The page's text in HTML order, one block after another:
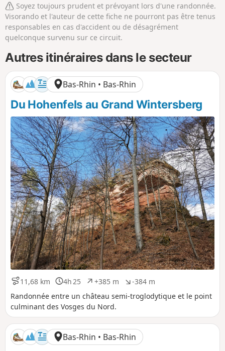
Soyez toujours prudent et prévoyant lors d'une randonnée.
Visorando et l'auteur de cette fiche ne pourront pas être tenus
responsables en cas d'accident ou de désagrément
quelconque survenu sur ce circuit.
Autres itinéraires dans le secteur
Bas-Rhin • Bas-Rhin
Du Hohenfels au Grand Wintersberg
11,68 km
D
i
s
t
n
c
4h 25
D
u
r
é
+385 m
D
é
n
e
l
-384 m
D
é
e
l
Randonnée entre un château semi-troglodytique et le point
culminant des Vosges du Nord.
Bas-Rhin • Bas-Rhin